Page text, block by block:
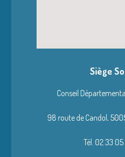
Siège
Conseil
98 route de Candol,
Tél. 02 33